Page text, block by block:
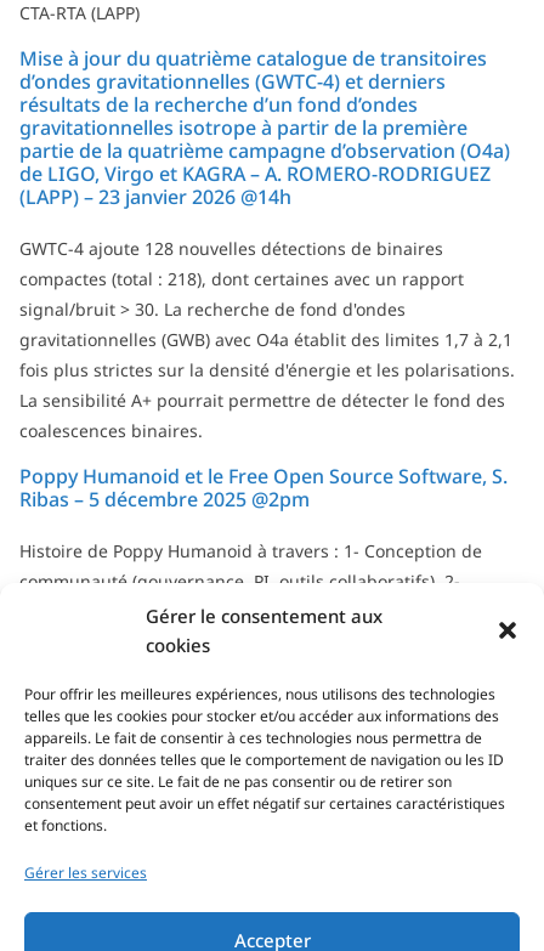
Gérer le consentement aux
cookies
Pour offrir les meilleures expériences, nous utilisons des technologies
telles que les cookies pour stocker et/ou accéder aux informations des
appareils. Le fait de consentir à ces technologies nous permettra de
traiter des données telles que le comportement de navigation ou les ID
uniques sur ce site. Le fait de ne pas consentir ou de retirer son
consentement peut avoir un effet négatif sur certaines caractéristiques
et fonctions.
Gérer les services
Accepter
CTA-RTA (LAPP)
Mise à jour du quatrième catalogue de transitoires
d’ondes gravitationnelles (GWTC-4) et derniers
résultats de la recherche d’un fond d’ondes
gravitationnelles isotrope à partir de la première
partie de la quatrième campagne d’observation (O4a)
de LIGO, Virgo et KAGRA – A. ROMERO-RODRIGUEZ
(LAPP) – 23 janvier 2026 @14h
GWTC-4 ajoute 128 nouvelles détections de binaires
compactes (total : 218), dont certaines avec un rapport
signal/bruit > 30. La recherche de fond d'ondes
gravitationnelles (GWB) avec O4a établit des limites 1,7 à 2,1
fois plus strictes sur la densité d'énergie et les polarisations.
La sensibilité A+ pourrait permettre de détecter le fond des
coalescences binaires.
Poppy Humanoid et le Free Open Source Software, S.
Ribas – 5 décembre 2025 @2pm
Histoire de Poppy Humanoid à travers : 1- Conception de
communauté (gouvernance, PI, outils collaboratifs). 2-
Gestion de communauté : rôle et défis en science open
Tous les séminaires & soutenances...